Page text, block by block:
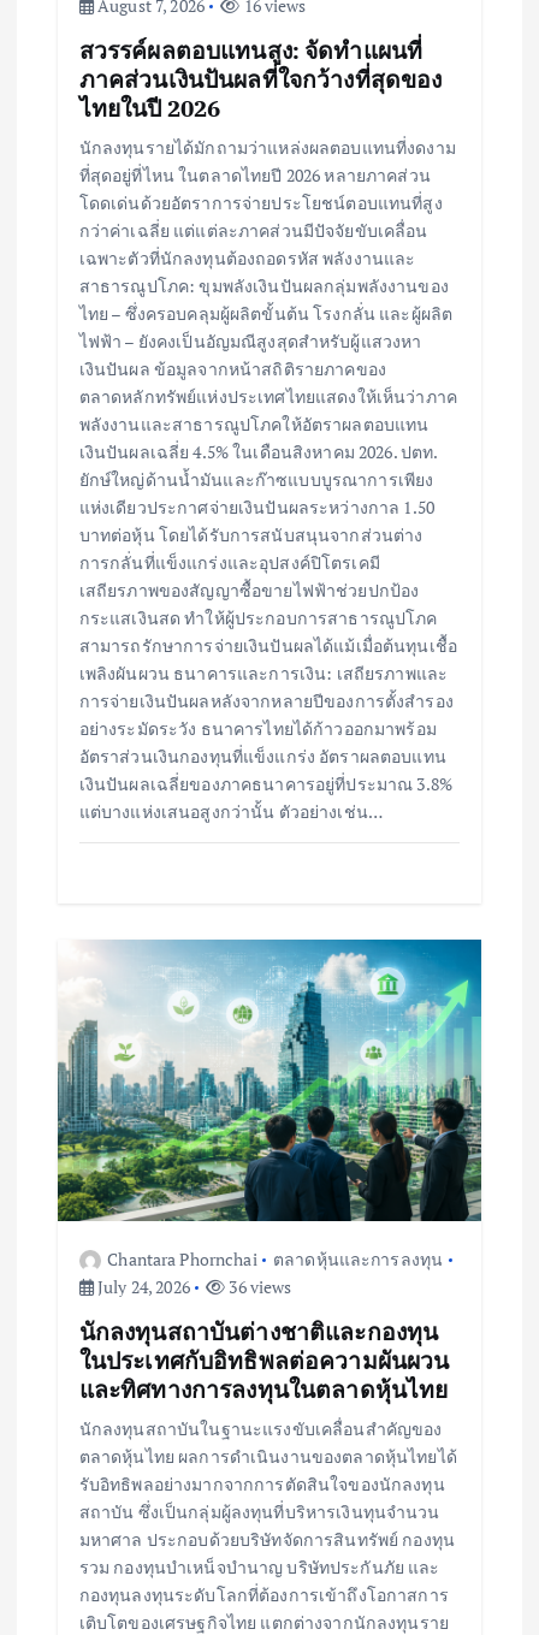
August 7, 2026 16 views
สวรรค์ผลตอบแทนสูง: จัดทำแผนที่
ภาคส่วนเงินปันผลที่ใจกว้างที่สุดของ
ไทยในปี 2026
นักลงทุนรายได้มักถามว่าแหล่งผลตอบแทนที่งดงาม
ที่สุดอยู่ที่ไหน ในตลาดไทยปี 2026 หลายภาคส่วน
โดดเด่นด้วยอัตราการจ่ายประโยชน์ตอบแทนที่สูง
กว่าค่าเฉลี่ย แต่แต่ละภาคส่วนมีปัจจัยขับเคลื่อน
เฉพาะตัวที่นักลงทุนต้องถอดรหัส พลังงานและ
สาธารณูปโภค: ขุมพลังเงินปันผลกลุ่มพลังงานของ
ไทย – ซึ่งครอบคลุมผู้ผลิตขั้นต้น โรงกลั่น และผู้ผลิต
ไฟฟ้า – ยังคงเป็นอัญมณีสูงสุดสำหรับผู้แสวงหา
เงินปันผล ข้อมูลจากหน้าสถิติรายภาคของ
ตลาดหลักทรัพย์แห่งประเทศไทยแสดงให้เห็นว่าภาค
พลังงานและสาธารณูปโภคให้อัตราผลตอบแทน
เงินปันผลเฉลี่ย 4.5% ในเดือนสิงหาคม 2026. ปตท.
ยักษ์ใหญ่ด้านน้ำมันและก๊าซแบบบูรณาการเพียง
แห่งเดียวประกาศจ่ายเงินปันผลระหว่างกาล 1.50
บาทต่อหุ้น โดยได้รับการสนับสนุนจากส่วนต่าง
การกลั่นที่แข็งแกร่งและอุปสงค์ปิโตรเคมี
เสถียรภาพของสัญญาซื้อขายไฟฟ้าช่วยปกป้อง
กระแสเงินสด ทำให้ผู้ประกอบการสาธารณูปโภค
สามารถรักษาการจ่ายเงินปันผลได้แม้เมื่อต้นทุนเชื้อ
เพลิงผันผวน ธนาคารและการเงิน: เสถียรภาพและ
การจ่ายเงินปันผลหลังจากหลายปีของการตั้งสำรอง
อย่างระมัดระวัง ธนาคารไทยได้ก้าวออกมาพร้อม
อัตราส่วนเงินกองทุนที่แข็งแกร่ง อัตราผลตอบแทน
เงินปันผลเฉลี่ยของภาคธนาคารอยู่ที่ประมาณ 3.8%
แต่บางแห่งเสนอสูงกว่านั้น ตัวอย่างเช่น…
Chantara Phornchai
ตลาดหุ้นและการลงทุน
July 24, 2026
36 views
นักลงทุนสถาบันต่างชาติและกองทุน
ในประเทศกับอิทธิพลต่อความผันผวน
และทิศทางการลงทุนในตลาดหุ้นไทย
นักลงทุนสถาบันในฐานะแรงขับเคลื่อนสำคัญของ
ตลาดหุ้นไทย ผลการดำเนินงานของตลาดหุ้นไทยได้
รับอิทธิพลอย่างมากจากการตัดสินใจของนักลงทุน
สถาบัน ซึ่งเป็นกลุ่มผู้ลงทุนที่บริหารเงินทุนจำนวน
มหาศาล ประกอบด้วยบริษัทจัดการสินทรัพย์ กองทุน
รวม กองทุนบำเหน็จบำนาญ บริษัทประกันภัย และ
กองทุนลงทุนระดับโลกที่ต้องการเข้าถึงโอกาสการ
เติบโตของเศรษฐกิจไทย แตกต่างจากนักลงทุนราย